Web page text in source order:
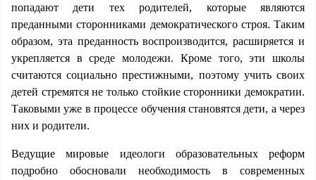
попадают дети тех родителей, которые являются
преданными сторонниками демократического строя. Таким
образом, эта преданность воспроизводится, расширяется и
укрепляется в среде молодежи. Кроме того, эти школы
считаются социально престижными, поэтому учить своих
детей стремятся не только стойкие сторонники демократии.
Таковыми уже в процессе обучения становятся дети, а через
них и родители.
Ведущие мировые идеологи образовательных реформ
подробно обосновали необходимость в современных